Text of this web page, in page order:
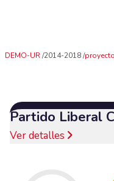
DEMO-UR 2014-2018
Partido Liberal
Ver detalles